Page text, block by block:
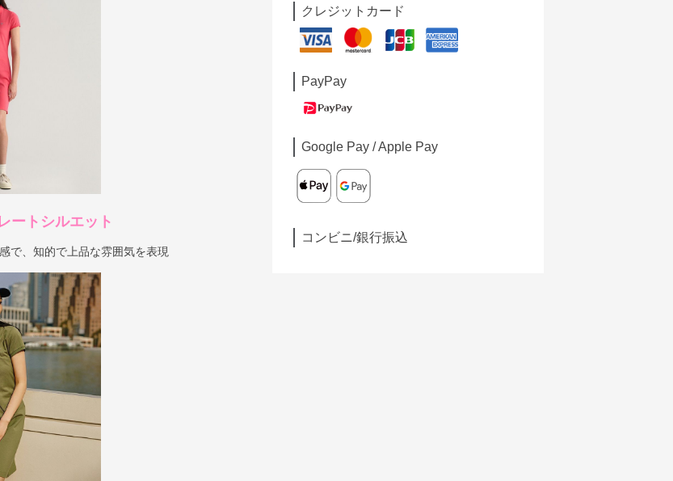
ートシルエット
で、知的で上品な雰囲気を表現
クレジットカード
PayPay
Google Pay / Apple Pay
コンビニ/銀行振込